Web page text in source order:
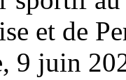
et de
9 juin